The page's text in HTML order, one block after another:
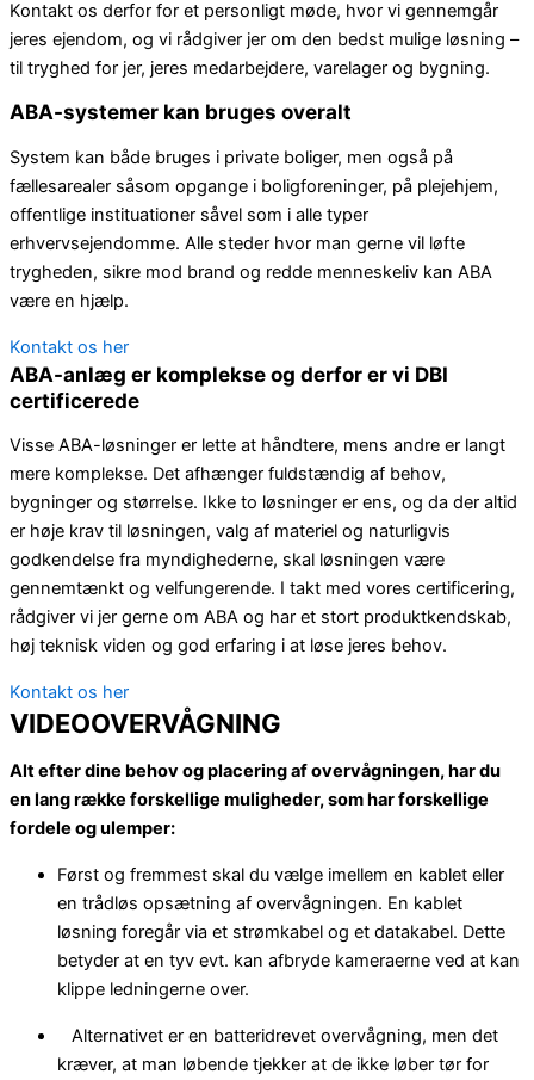
Kontakt os derfor for et personligt møde, hvor vi gennemgår
jeres ejendom, og vi rådgiver jer om den bedst mulige løsning –
til tryghed for jer, jeres medarbejdere, varelager og bygning.
ABA-systemer kan bruges overalt
System kan både bruges i private boliger, men også på
fællesarealer såsom opgange i boligforeninger, på plejehjem,
offentlige instituationer såvel som i alle typer
erhvervsejendomme. Alle steder hvor man gerne vil løfte
trygheden, sikre mod brand og redde menneskeliv kan ABA
være en hjælp.
Kontakt os her
ABA-anlæg er komplekse og derfor er vi DBI
certificerede
Visse ABA-løsninger er lette at håndtere, mens andre er langt
mere komplekse. Det afhænger fuldstændig af behov,
bygninger og størrelse. Ikke to løsninger er ens, og da der altid
er høje krav til løsningen, valg af materiel og naturligvis
godkendelse fra myndighederne, skal løsningen være
gennemtænkt og velfungerende. I takt med vores certificering,
rådgiver vi jer gerne om ABA og har et stort produktkendskab,
høj teknisk viden og god erfaring i at løse jeres behov.
Kontakt os her
VIDEOOVERVÅGNING
Alt efter dine behov og placering af overvågningen, har du
en lang række forskellige muligheder, som har forskellige
fordele og ulemper:
Først og fremmest skal du vælge imellem en kablet eller
en trådløs opsætning af overvågningen. En kablet
løsning foregår via et strømkabel og et datakabel. Dette
betyder at en tyv evt. kan afbryde kameraerne ved at kan
klippe ledningerne over.
Alternativet er en batteridrevet overvågning, men det
kræver, at man løbende tjekker at de ikke løber tør for